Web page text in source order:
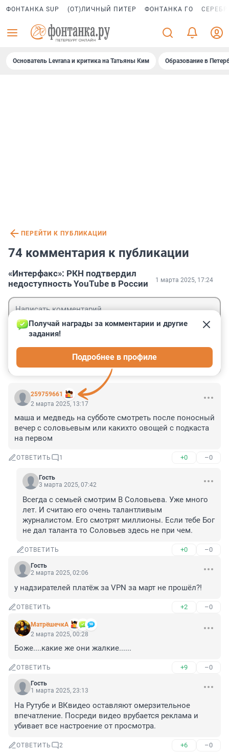
ФОНТАНКА SUP (ОТ)ЛИЧНЫЙ ПИТЕР ФОНТАНКА ГО
Основатель Levrana и критика на Татьяны Ким Образование в
ПЕРЕЙТИ К ПУБЛИКАЦИИ
74 комментария к публикации
«Интерфакс»: РКН подтвердил
недоступность YouTube в России
1 марта 2025, 17:24
259759661
Получай награды за комментарии и другие
задания!
Подробнее в профиле
2 марта 2025, 13:17
маша и медведь на субботе смотреть после поносный
вечер с соловьевым или какихто овощей с подкаста
на первом
ОТВЕТИТЬ 1 +0 –0
Гость
3 марта 2025, 07:42
Всегда с семьей смотрим В Соловьева. Уже много
лет. И считаю его очень талантливым
журналистом. Его смотрят миллионы. Если тебе Бог
не дал таланта то Соловьев здесь не при чем.
ОТВЕТИТЬ +0 –0
Гость
2 марта 2025, 02:06
у надзирателей платёж за VPN за март не прошёл?!
ОТВЕТИТЬ +2 –0
МатрёшечкА
2 марта 2025, 00:28
Боже....какие же они жалкие......
ОТВЕТИТЬ +9 –0
Гость
1 марта 2025, 23:13
На Рутубе и ВКвидео оставляют омерзительное
впечатление. Посреди видео врубается реклама и
убивает все настроение от просмотра.
ОТВЕТИТЬ 2 +6 –0